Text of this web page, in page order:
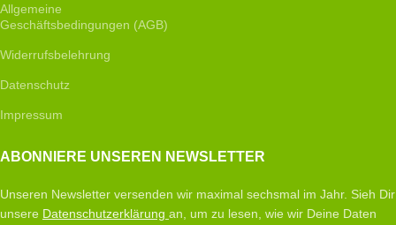
Allgemeine
Geschäftsbedingungen (AGB)
Widerrufsbelehrung
Datenschutz
Impressum
ABONNIERE UNSEREN NEWSLETTER
Unseren Newsletter versenden wir maximal sechsmal im Jahr. Sieh Dir
unsere Datenschutzerklärung an, um zu lesen, wie wir Deine Daten